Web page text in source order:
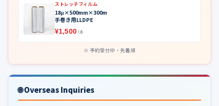
ストレッチフィルム
18μ×500mm×300m
手巻き用LLDPE
¥1,500 /本
予約受付中・先着順
🌐 Overseas Inquiries